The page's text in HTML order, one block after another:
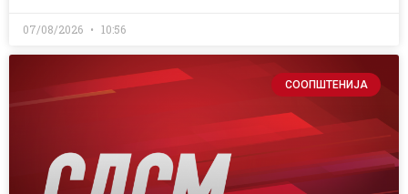
07/08/2026 10:56
СООПШТЕНИЈА